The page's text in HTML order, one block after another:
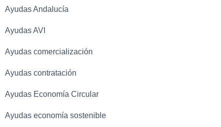
Ayudas Andalucía
Ayudas AVI
Ayudas comercialización
Ayudas contratación
Ayudas Economía Circular
Ayudas economía sostenible